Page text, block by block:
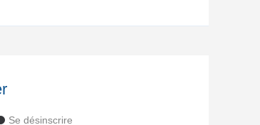
Se désinscrire